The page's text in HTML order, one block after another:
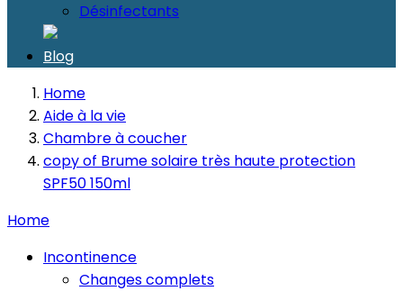
Désinfectants
Blog
Home
Aide à la vie
Chambre à coucher
copy of Brume solaire très haute protection
SPF50 150ml
Home
Incontinence
Changes complets